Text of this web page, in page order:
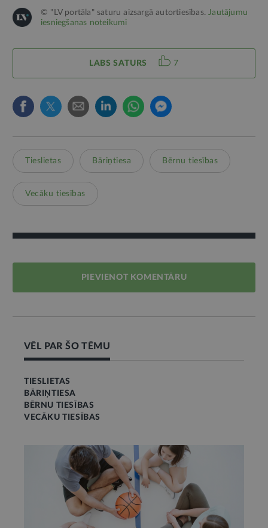
© "LV portāla" saturu aizsargā autortiesības.Jautājumu
iesniegšanas noteikumi
LABS SATURS 7
Tieslietas Bāriņtiesa Bērnu tiesības
Vecāku tiesības
PIEVIENOT KOMENTĀRU
VĒL PAR ŠO TĒMU
TIESLIETAS
BĀRIŅTIESA
BĒRNU TIESĪBAS
VECĀKU TIESĪBAS